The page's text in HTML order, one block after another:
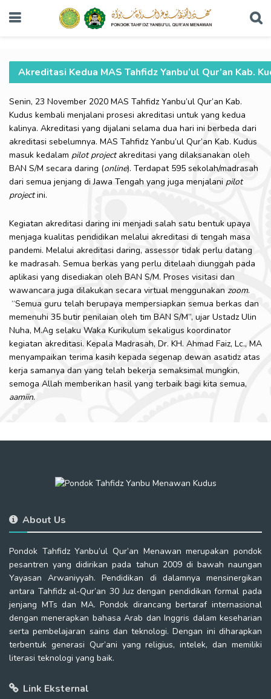
Akreditasi Kedua MAS Tahfidz Yanbu’ul Qur’an Kab.
Senin, 23 November 2020 MAS Tahfidz Yanbu’ul Qur’an Kab.
Kudus kembali menjalani prosesi akreditasi untuk yang kedua
kalinya. Akreditasi yang dijalani selama dua hari ini berbeda dari
akreditasi sebelumnya. MAS Tahfidz Yanbu’ul Qur’an Kab. Kudus
masuk kedalam pilot projectakreditasi yang dilaksanakan oleh
BAN S/M secara daring (online). Terdapat 595 sekolah/madrasah
dari semua jenjang di Jawa Tengah yang juga menjalani pilot
projectini.
Kegiatan akreditasi daring ini menjadi salah satu bentuk upaya
menjaga kualitas pendidikan melalui akreditasi di tengah masa
pandemi. Melalui akreditasi daring, assessor tidak perlu datang
ke madrasah. Semua berkas yang perlu ditelaah diunggah pada
aplikasi yang disediakan oleh BAN S/M. Proses visitasi dan
wawancara juga dilakukan secara virtual menggunakan zoom.
“Semua guru telah berupaya mempersiapkan semua berkas dan
memenuhi 35 butir penilaian oleh tim BAN S/M”, ujar Ustadz Ulin
Nuha, M.Ag selaku Waka Kurikulum sekaligus koordinator
kegiatan akreditasi. Kepala Madrasah, Dr. KH. Ahmad Faiz, Lc., MA
menyampaikan terima kasih kepada segenap dewan asatidz atas
kerja samanya dan yang telah bekerja semaksimal mungkin,
semoga Allah memberikan hasil yang terbaik bagi kita semua,
aamiin.
About Us
Pondok Tahfidz Yanbu’ul Qur’an Menawan merupakan pondok
pesantren yang didirikan pada tahun 2009 di bawah naungan
Yayasan Arwaniyyah. Pendidikan di dalamnya mensinergikan
antara Tahfidz al-Qur’an 30 Juz dengan pendidikan formal pada
jenjang MTs dan MA. Pondok dirancang bertaraf internasional
dengan menerapkan bahasa Arab dan Inggris dalam keseharian
serta pembelajaran sains dan teknologi. Dengan ini diharapkan
terbentuk generasi Qur’ani yang religius, intelek, dan memiliki
literasi teknologi yang baik.
Link Eksternal